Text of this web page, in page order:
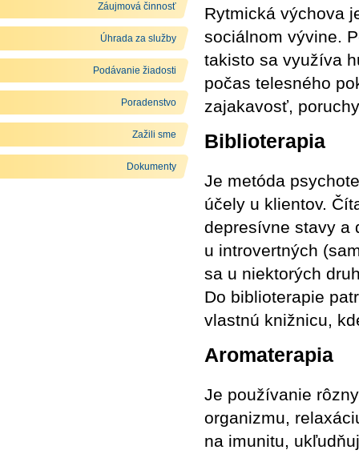
Záujmová činnosť
Úhrada za služby
Podávanie žiadosti
Poradenstvo
Zažili sme
Dokumenty
Rytmická výchova
sociálnom vývine.
takisto sa využíva
počas telesného
zajakavosť,
Biblioterapia
Je metóda
účely u klientov.
depresívne stavy a
u introvertných
sa u niektorých
Do biblioterapie
vlastnú knižnicu,
Aromaterapia
Je používanie
organizmu,
na imunitu,